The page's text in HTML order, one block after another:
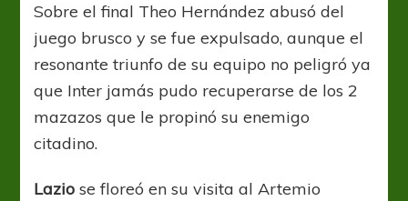
Sobre el final Theo Hernández abusó del
juego brusco y se fue expulsado, aunque el
resonante triunfo de su equipo no peligró ya
que Inter jamás pudo recuperarse de los 2
mazazos que le propinó su enemigo
citadino.
Lazio se floreó en su visita al Artemio